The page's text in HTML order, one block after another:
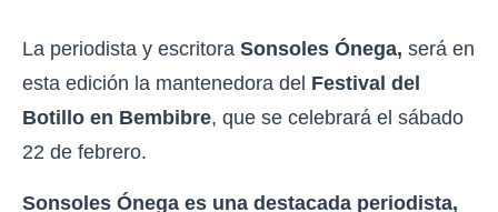
La periodista y escritora Sonsoles Ónega, será en
esta edición la mantenedora del Festival del
Botillo en Bembibre, que se celebrará el sábado
22 de febrero.
Sonsoles Ónega es una destacada periodista,